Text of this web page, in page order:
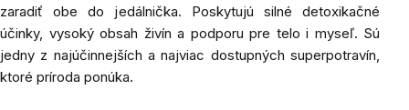
zaradiť obe do jedálnička. Poskytujú silné detoxikačné
účinky, vysoký obsah živín a podporu pre telo i myseľ. Sú
jedny z najúčinnejších a najviac dostupných superpotravín,
ktoré príroda ponúka.